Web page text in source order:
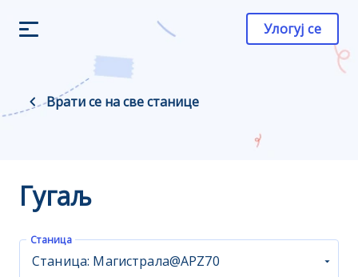
Улогуј се
Врати се на све станице
Гугаљ
Станица
Станица: Магистрала@APZ70